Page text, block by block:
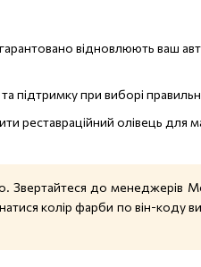
гарантовано відновлюють ваш
підтримку при виборі
реставраційний олівець для
Звертайтеся до менеджерів
колір фарби по він-коду